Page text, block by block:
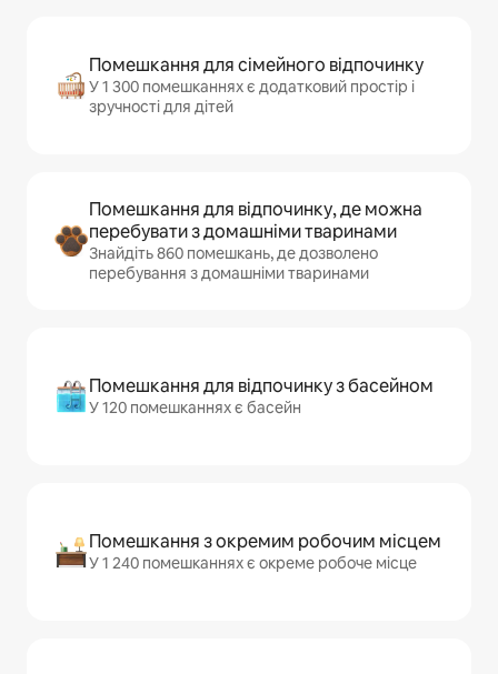
Помешкання для сімейного відпочинку
У 1 300 помешканнях є додатковий простір і
зручності для дітей
Помешкання для відпочинку, де можна
перебувати з домашніми тваринами
Знайдіть 860 помешкань, де дозволено
перебування з домашніми тваринами
Помешкання для відпочинку з басейном
У 120 помешканнях є басейн
Помешкання з окремим робочим місцем
У 1 240 помешканнях є окреме робоче місце